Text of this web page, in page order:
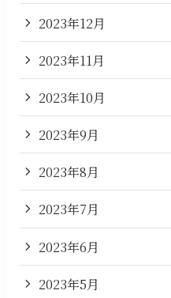
2023年12月
2023年11月
2023年10月
2023年9月
2023年8月
2023年7月
2023年6月
2023年5月